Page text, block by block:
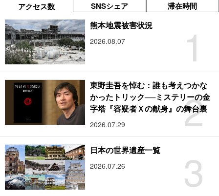
アクセス数 SNSシェア 滞在時間
1
熊本地震被害状況
2026.08.07
2
東野圭吾を悼む：誰も考えつかな
かったトリック──ミステリーの金
字塔『容疑者Ｘの献身』の舞台裏
2026.07.29
3
日本の世界遺産一覧
2026.07.26